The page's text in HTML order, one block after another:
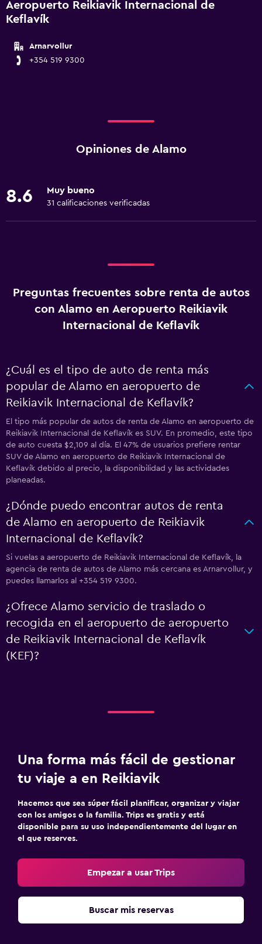
Aeropuerto Reikiavik Internacional de
Keflavík
Arnarvollur
+354 519 9300
Opiniones de Alamo
8.6 Muy bueno
31 calificaciones verificadas
Preguntas frecuentes sobre renta de autos
con Alamo en Aeropuerto Reikiavik
Internacional de Keflavík
¿Cuál es el tipo de auto de renta más
popular de Alamo en aeropuerto de
Reikiavik Internacional de Keflavík?
El tipo más popular de autos de renta de Alamo en aeropuerto de
Reikiavik Internacional de Keflavík es SUV. En promedio, este tipo
de auto cuesta $2,109 al día. El 47% de usuarios prefiere rentar
SUV de Alamo en aeropuerto de Reikiavik Internacional de
Keflavík debido al precio, la disponibilidad y las actividades
planeadas.
¿Dónde puedo encontrar autos de renta
de Alamo en aeropuerto de Reikiavik
Internacional de Keflavík?
Si vuelas a aeropuerto de Reikiavik Internacional de Keflavík, la
agencia de renta de autos de Alamo más cercana es Arnarvollur, y
puedes llamarlos al +354 519 9300.
¿Ofrece Alamo servicio de traslado o
recogida en el aeropuerto de aeropuerto
de Reikiavik Internacional de Keflavík
(KEF)?
Una forma más fácil de gestionar
tu viaje a en Reikiavik
Hacemos que sea súper fácil planificar, organizar y viajar
con los amigos o la familia. Trips es gratis y está
disponible para su uso independientemente del lugar en
el que reserves.
Empezar a usar Trips
Buscar mis reservas